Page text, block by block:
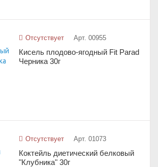
Отсутствует Арт. 00955
Кисель плодово-ягодный Fit Parad
Черника 30г
Отсутствует Арт. 01073
Коктейль диетический белковый
"Клубника" 30г